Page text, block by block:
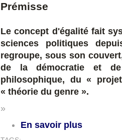
Prémisse
Le concept d'égalité fait
sciences politiques
regroupe, sous son
de la démocratie et
philosophique, du «
« théorie du genre ».
»
En savoir plus